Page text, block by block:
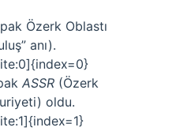
Özerk Oblastı
anı).
ASSR (Özerk
oldu.